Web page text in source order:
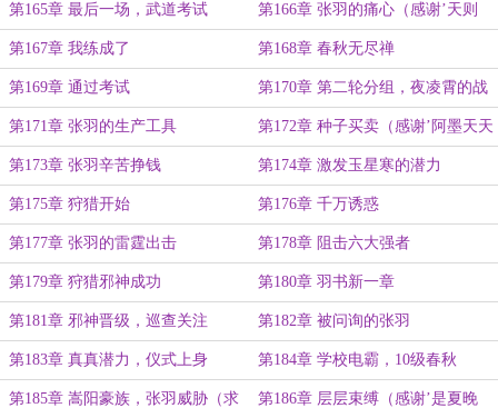
第165章 最后一场，武道考试 第166章 张羽的痛心（感谢’天则
律’打赏白银盟主 ）
第167章 我练成了 第168章 春秋无尽禅
第169章 通过考试 第170章 第二轮分组，夜凌霄的战
意
第171章 张羽的生产工具 第172章 种子买卖（感谢’阿墨天天
摸鱼’打赏盟主）
第173章 张羽辛苦挣钱 第174章 激发玉星寒的潜力
第175章 狩猎开始 第176章 千万诱惑
第177章 张羽的雷霆出击 第178章 阻击六大强者
第179章 狩猎邪神成功 第180章 羽书新一章
第181章 邪神晋级，巡查关注 第182章 被问询的张羽
第183章 真真潜力，仪式上身 第184章 学校电霸，10级春秋
第185章 嵩阳豪族，张羽威胁（求 第186章 层层束缚（感谢’是夏晚